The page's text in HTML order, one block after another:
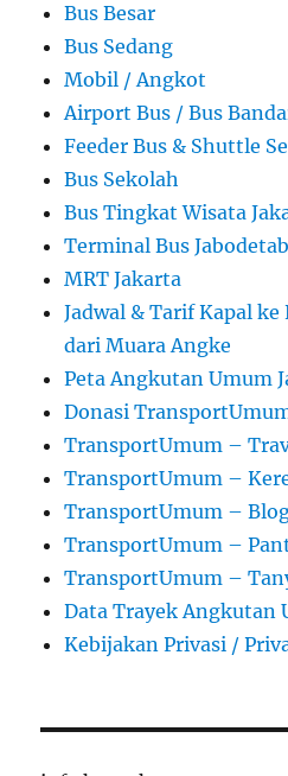
Bus Besar
Bus Sedang
Mobil / Angkot
Airport Bus / Bus
Feeder Bus & Shuttle
Bus Sekolah
Bus Tingkat Wisata
Terminal Bus
MRT Jakarta
Jadwal & Tarif Kapal
dari Muara Angke
Peta Angkutan Umum
Donasi
TransportUmum –
TransportUmum –
TransportUmum –
TransportUmum –
TransportUmum –
Data Trayek Angkutan
Kebijakan Privasi /